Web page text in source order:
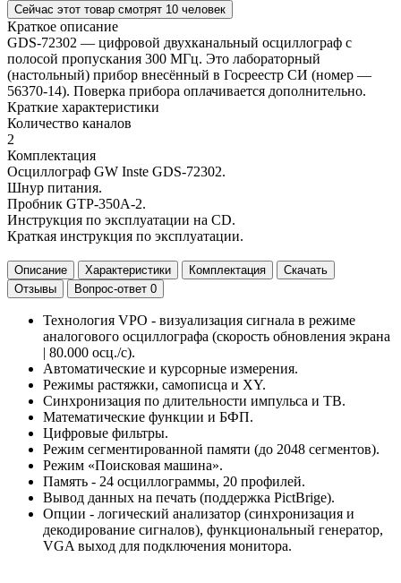
Сейчас этот товар смотрят 10 человек
Краткое описание
GDS-72302 — цифровой двухканальный осциллограф с
полосой пропускания 300 МГц. Это лабораторный
(настольный) прибор внесённый в Госреестр СИ (номер —
56370-14). Поверка прибора оплачивается дополнительно.
Краткие характеристики
Количество каналов
2
Комплектация
Осциллограф GW Inste GDS-72302.
Шнур питания.
Пробник GTP-350A-2.
Инструкция по эксплуатации на CD.
Краткая инструкция по эксплуатации.
Описание Характеристики Комплектация
Скачать
Отзывы
Вопрос-ответ 0
Технология VPO - визуализация сигнала в режиме
аналогового осциллографа (скорость обновления экрана
| 80.000 осц./с).
Автоматические и курсорные измерения.
Режимы растяжки, самописца и XY.
Синхронизация по длительности импульса и ТВ.
Математические функции и БФП.
Цифровые фильтры.
Режим сегментированной памяти (до 2048 сегментов).
Режим «Поисковая машина».
Память - 24 осциллограммы, 20 профилей.
Вывод данных на печать (поддержка PictBrige).
Опции - логический анализатор (cинхронизация и
декодирование сигналов), функциональный генератор,
VGA выход для подключения монитора.